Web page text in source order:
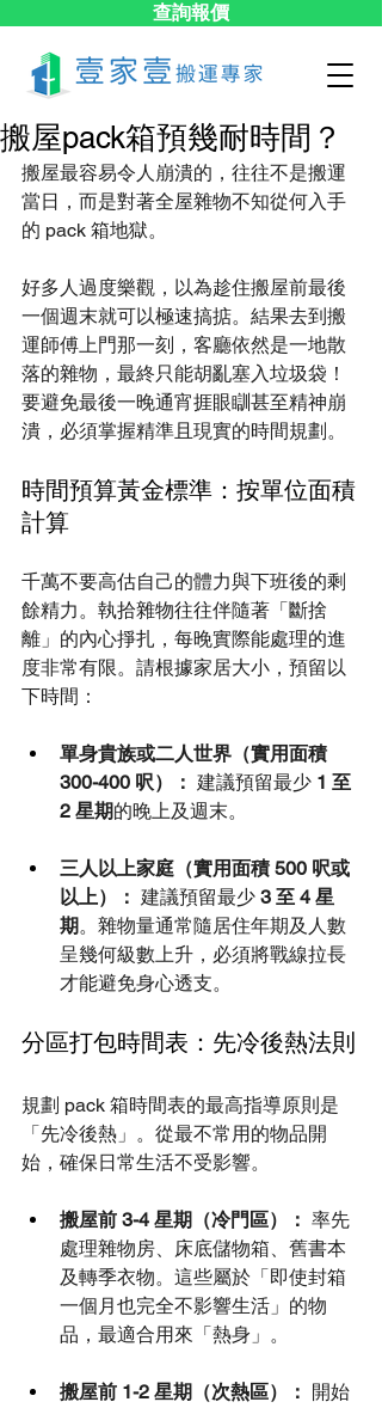
查詢報價
搬屋pack箱預幾耐時間？
搬屋最容易令人崩潰的，往往不是搬運
當日，而是對著全屋雜物不知從何入手
的 pack 箱地獄。
好多人過度樂觀，以為趁住搬屋前最後
一個週末就可以極速搞掂。結果去到搬
運師傅上門那一刻，客廳依然是一地散
落的雜物，最終只能胡亂塞入垃圾袋！
要避免最後一晚通宵捱眼瞓甚至精神崩
潰，必須掌握精準且現實的時間規劃。
時間預算黃金標準：按單位面積
計算
千萬不要高估自己的體力與下班後的剩
餘精力。執拾雜物往往伴隨著「斷捨
離」的內心掙扎，每晚實際能處理的進
度非常有限。請根據家居大小，預留以
下時間：
單身貴族或二人世界（實用面積
300-400 呎）： 建議預留最少 1 至
2 星期的晚上及週末。
三人以上家庭（實用面積 500 呎或
以上）： 建議預留最少 3 至 4 星
期。雜物量通常隨居住年期及人數
呈幾何級數上升，必須將戰線拉長
才能避免身心透支。
分區打包時間表：先冷後熱法則
規劃 pack 箱時間表的最高指導原則是
「先冷後熱」。從最不常用的物品開
始，確保日常生活不受影響。
搬屋前 3-4 星期（冷門區）： 率先
處理雜物房、床底儲物箱、舊書本
及轉季衣物。這些屬於「即使封箱
一個月也完全不影響生活」的物
品，最適合用來「熱身」。
搬屋前 1-2 星期（次熱區）： 開始